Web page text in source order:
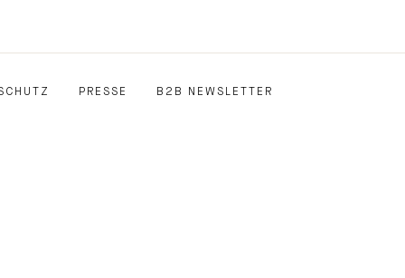
PRESSE B2B NEWSLETTER